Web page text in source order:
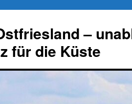
–
für die Küste